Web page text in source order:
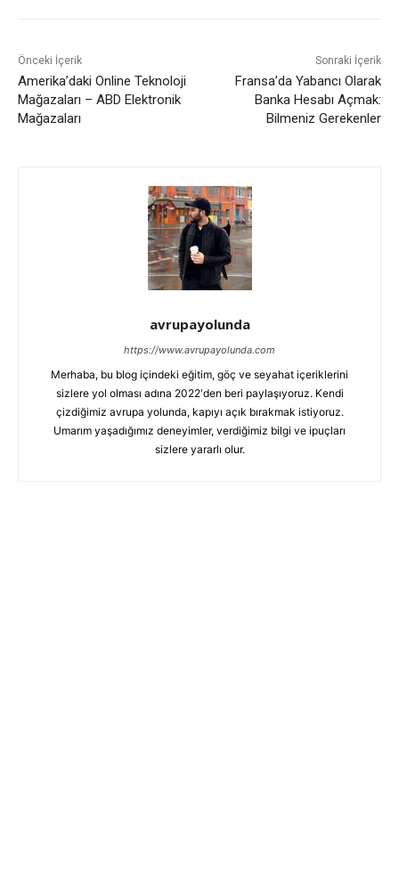
Önceki İçerik
Amerika’daki Online Teknoloji
Mağazaları – ABD Elektronik
Mağazaları
Sonraki İçerik
Fransa’da Yabancı Olarak
Banka Hesabı Açmak:
Bilmeniz Gerekenler
avrupayolunda
https://www.avrupayolunda.com
Merhaba, bu blog içindeki eğitim, göç ve seyahat içeriklerini
sizlere yol olması adına 2022'den beri paylaşıyoruz. Kendi
çizdiğimiz avrupa yolunda, kapıyı açık bırakmak istiyoruz.
Umarım yaşadığımız deneyimler, verdiğimiz bilgi ve ipuçları
sizlere yararlı olur.